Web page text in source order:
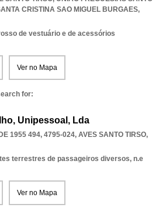
CRISTINA SAO MIGUEL BURGAES,
de vestuário e de acessórios
Ver no Mapa
for:
Unipessoal, Lda
1955 494, 4795-024, AVES SANTO TIRSO,
terrestres de passageiros diversos, n.e
Ver no Mapa